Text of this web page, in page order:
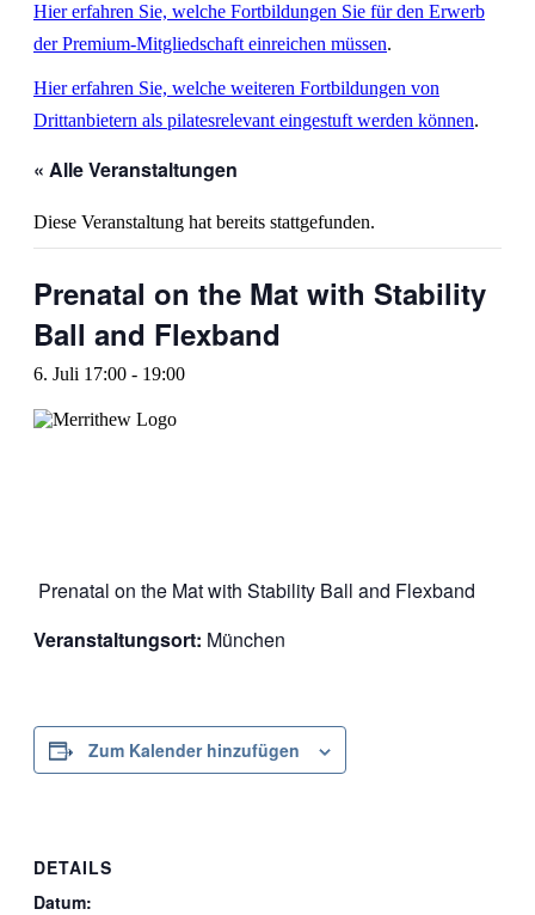
Hier erfahren Sie, welche Fortbildungen Sie für den Erwerb
der Premium-Mitgliedschaft einreichen müssen.
Hier erfahren Sie, welche weiteren Fortbildungen von
Drittanbietern als pilatesrelevant eingestuft werden können.
« Alle Veranstaltungen
Diese Veranstaltung hat bereits stattgefunden.
Prenatal on the Mat with Stability
Ball and Flexband
6. Juli 17:00 - 19:00
Prenatal on the Mat with Stability Ball and Flexband
Veranstaltungsort: München
Zum Kalender hinzufügen
DETAILS
Datum: